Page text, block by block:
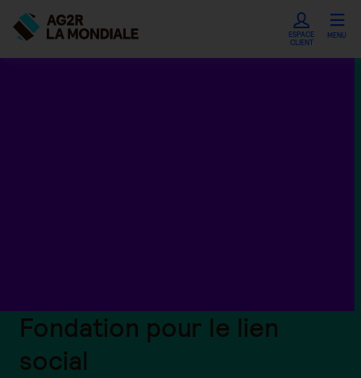
ESPACE
CLIENT
MENU
Fondation pour le lien
social